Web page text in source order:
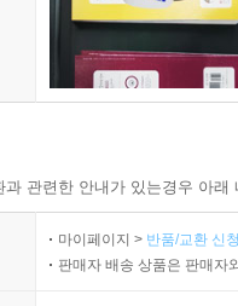
었는데, 우리가 알고 있는
주장하는 것도 같은 내용이
트, 인도, 바빌로니아, 그리
은 항상 12명으로 구성되
와 계보로 수렴된다는 사
계 각국의 주요 신화들이
파악할 수 있다. 수메르
관련한 안내가 있는경우 아
마이페이지 > 반품/교환 신
판매자 배송 상품은 판매자